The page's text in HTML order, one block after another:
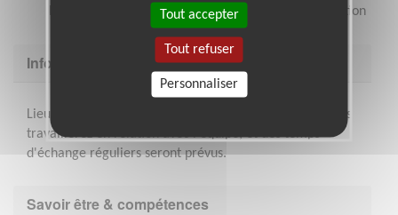
Responsable de Recherche de fonds et Communication
Informations complémentaires
Lieu de la mission : la mission se réalise à distance, vous
travaillerez en relation avec l'équipe, et des temps
d'échange réguliers seront prévus.
Savoir être & compétences
Tout accepter
Tout refuser
Personnaliser